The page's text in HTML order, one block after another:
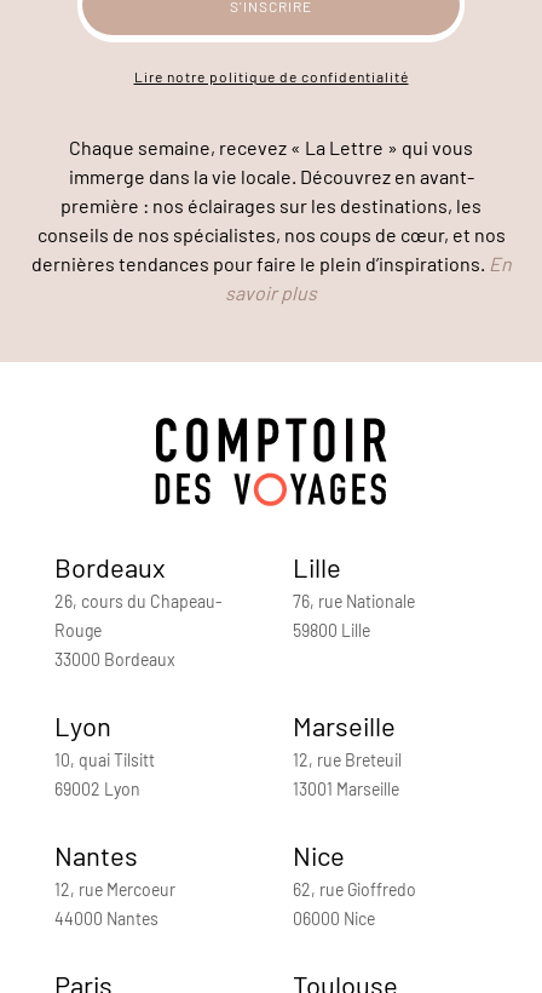
Lire notre politique de confidentialité
Chaque semaine, recevez « La Lettre » qui vous
immerge dans la vie locale. Découvrez en avant-
première : nos éclairages sur les destinations, les
conseils de nos spécialistes, nos coups de cœur, et nos
dernières tendances pour faire le plein d’inspirations. En
savoir plus
Bordeaux
26, cours du Chapeau-
Rouge
33000 Bordeaux
Lille
76, rue Nationale
59800 Lille
Lyon
10, quai Tilsitt
69002 Lyon
Marseille
12, rue Breteuil
13001 Marseille
Nantes
12, rue Mercoeur
44000 Nantes
Nice
62, rue Gioffredo
06000 Nice
Paris Toulouse